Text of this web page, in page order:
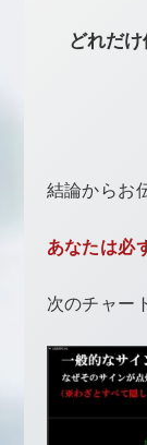
どれだ
結論からお
あなたは必
次のチャー